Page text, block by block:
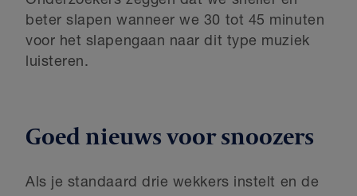
beter slapen wanneer we 30 tot 45 minuten
voor het slapengaan naar dit type muziek
luisteren.
Goed nieuws voor snoozers
Als je standaard drie wekkers instelt en de